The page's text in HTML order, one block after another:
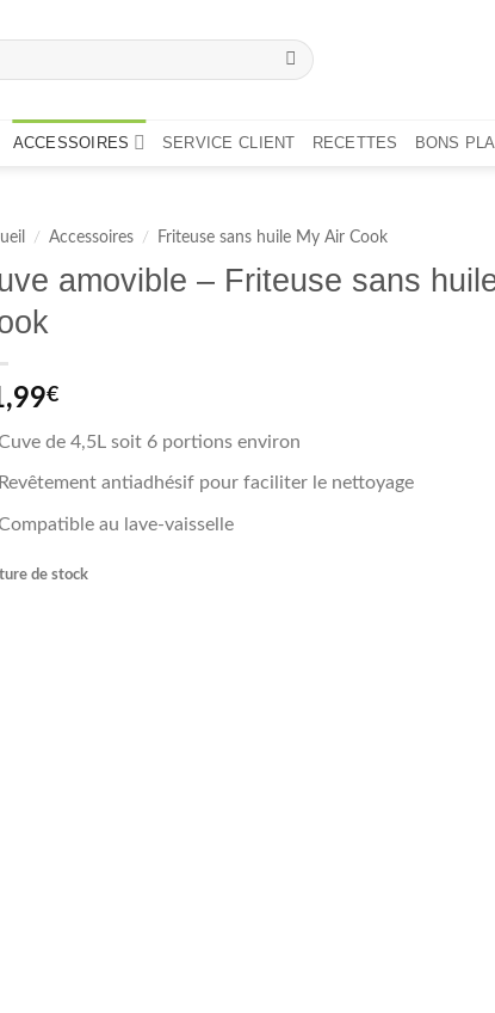
ACCESSOIRES SERVICE CLIENT RECETTES BONS
/ Accessoires / Friteuse sans huile My Air Cook
amovible – Friteuse sans
€
de 4,5L soit 6 portions environ
Revêtement antiadhésif pour faciliter le nettoyage
au lave-vaisselle
de stock